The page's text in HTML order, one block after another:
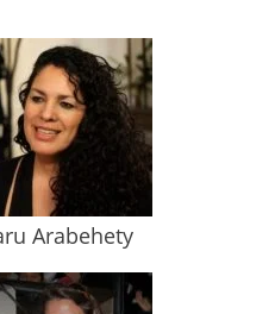
Arabehety